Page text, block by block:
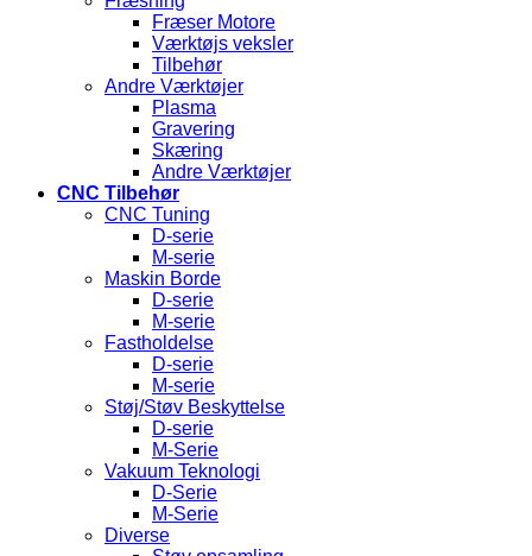
Fræser Motore
Værktøjs veksler
Tilbehør
Andre Værktøjer
Plasma
Gravering
Skæring
Andre Værktøjer
CNC Tilbehør
CNC Tuning
D-serie
M-serie
Maskin Borde
D-serie
M-serie
Fastholdelse
D-serie
M-serie
Støj/Støv Beskyttelse
D-serie
M-Serie
Vakuum Teknologi
D-Serie
M-Serie
Diverse